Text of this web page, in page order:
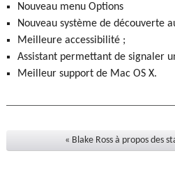
Nouveau menu Options
Nouveau système de découverte
Meilleure accessibilité ;
Assistant permettant de signaler
Meilleur support de Mac OS X.
« Blake Ross à propos des